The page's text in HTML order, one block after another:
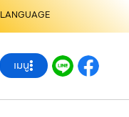
LANGUAGE
เมนู